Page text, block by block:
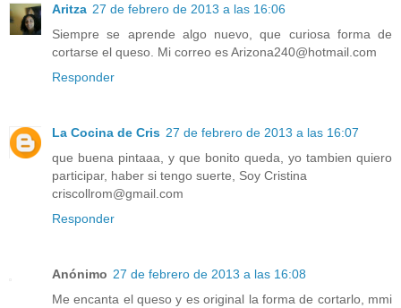
Aritza 27 de febrero de 2013 a las 16:06
Siempre se aprende algo nuevo, que curiosa forma de
cortarse el queso. Mi correo es Arizona240@hotmail.com
Responder
La Cocina de Cris 27 de febrero de 2013 a las 16:07
que buena pintaaa, y que bonito queda, yo tambien quiero
participar, haber si tengo suerte, Soy Cristina
criscollrom@gmail.com
Responder
Anónimo 27 de febrero de 2013 a las 16:08
Me encanta el queso y es original la forma de cortarlo, mmi